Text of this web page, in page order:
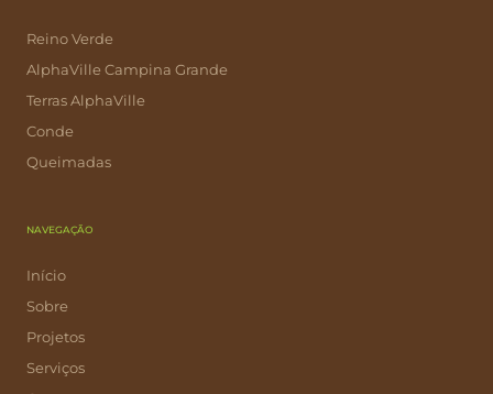
Reino Verde
AlphaVille Campina Grande
Terras AlphaVille
Conde
Queimadas
NAVEGAÇÃO
Início
Sobre
Projetos
Serviços